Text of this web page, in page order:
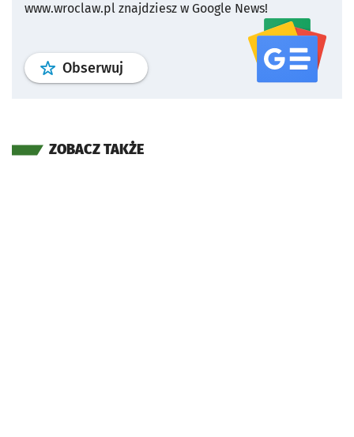
www.wroclaw.pl znajdziesz w Google News!
Obserwuj profil serwisu
ZOBACZ TAKŻE